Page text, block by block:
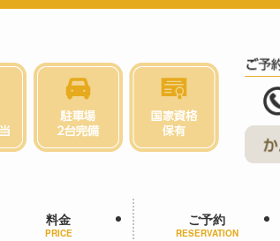
料金
PRICE
ご予約
RESERVATION